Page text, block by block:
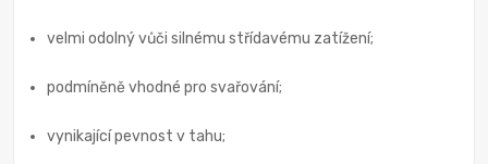
velmi odolný vůči silnému střídavému zatížení;
podmíněně vhodné pro svařování;
vynikající pevnost v tahu;